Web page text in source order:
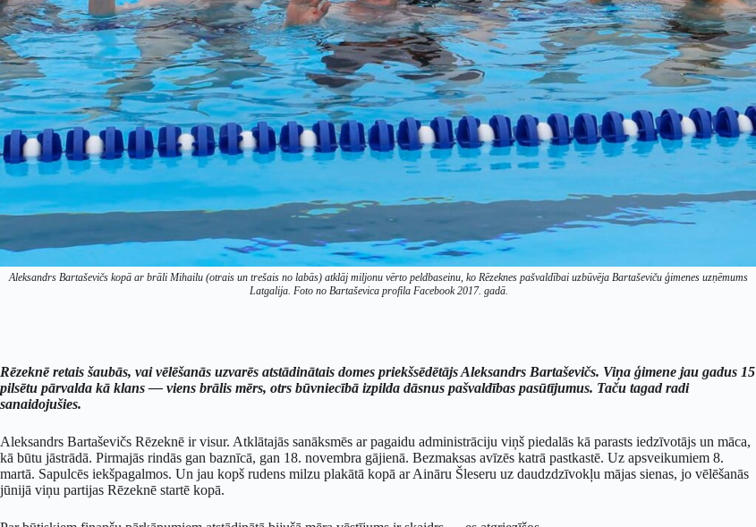
Aleksandrs Bartaševičs kopā ar brāli Mihailu (otrais un trešais no labās) atklāj miljonu vērto peldbaseinu, ko Rēzeknes pašvaldībai uzbūvēja Bartaševiču ģimenes uzņēmums
Latgalija. Foto no Bartaševica profila Facebook 2017. gadā.
Rēzeknē retais šaubās, vai vēlēšanās uzvarēs atstādinātais domes priekšsēdētājs Aleksandrs Bartaševičs. Viņa ģimene jau gadus 15
pilsētu pārvalda kā klans — viens brālis mērs, otrs būvniecībā izpilda dāsnus pašvaldības pasūtījumus. Taču tagad radi
sanaidojušies.
Aleksandrs Bartaševičs Rēzeknē ir visur. Atklātajās sanāksmēs ar pagaidu administrāciju viņš piedalās kā parasts iedzīvotājs un māca,
kā būtu jāstrādā. Pirmajās rindās gan baznīcā, gan 18. novembra gājienā. Bezmaksas avīzēs katrā pastkastē. Uz apsveikumiem 8.
martā. Sapulcēs iekšpagalmos. Un jau kopš rudens milzu plakātā kopā ar Aināru Šleseru uz daudzdzīvokļu mājas sienas, jo vēlēšanās
jūnijā viņu partijas Rēzeknē startē kopā.